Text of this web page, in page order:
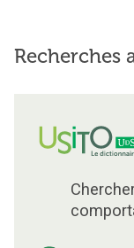
Recherches